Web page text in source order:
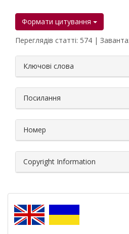
Формати цитування
Переглядів статті: 574 |
Ключові слова
Посилання
Номер
Copyright Information